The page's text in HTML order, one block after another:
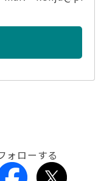
ォローする